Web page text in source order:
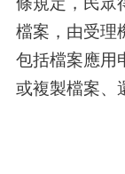
檔案，由受理
包括檔案應用
或複製檔案、